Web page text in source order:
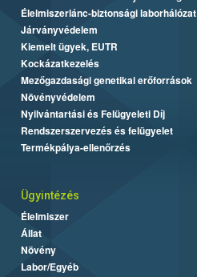
Élelmiszerlánc-biztonsági laborhálózat
Járványvédelem
Kiemelt ügyek, EUTR
Kockázatkezelés
Mezőgazdasági genetikai erőforrások
Növényvédelem
Nyilvántartási és Felügyeleti Díj
Rendszerszervezés és felügyelet
Termékpálya-ellenőrzés
Ügyintézés
Élelmiszer
Állat
Növény
Labor/Egyéb